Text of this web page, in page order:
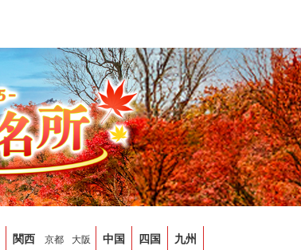
関西 京都 大阪 中国 四国 九州